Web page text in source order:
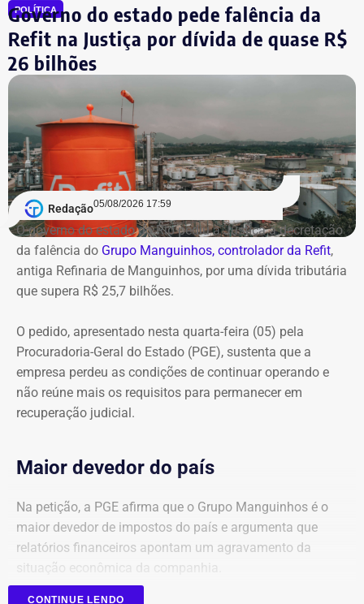
POLÍTICA
Governo do estado pede falência da
Refit na Justiça por dívida de quase R$
26 bilhões
Redação05/08/2026 17:59
O governo do estado do Rio pediu à Justiça a decretação
da falência do Grupo Manguinhos, controlador da Refit,
antiga Refinaria de Manguinhos, por uma dívida tributária
que supera R$ 25,7 bilhões.
O pedido, apresentado nesta quarta-feira (05) pela
Procuradoria-Geral do Estado (PGE), sustenta que a
empresa perdeu as condições de continuar operando e
não reúne mais os requisitos para permanecer em
recuperação judicial.
Maior devedor do país
Na petição, a PGE afirma que o Grupo Manguinhos é o
maior devedor de impostos do país e argumenta que
relatórios financeiros apontam um agravamento da
situação econômica da companhia.
CONTINUE LENDO